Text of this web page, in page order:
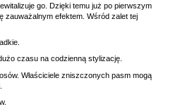
go. Dzięki temu już po pierwszym
zauważalnym efektem. Wśród zalet tej
czasu na codzienną stylizację.
Właściciele zniszczonych pasm mogą